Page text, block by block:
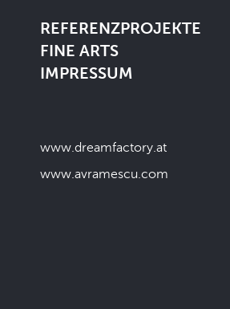
REFERENZPROJEKTE
FINE ARTS
IMPRESSUM
www.dreamfactory.at
www.avramescu.com